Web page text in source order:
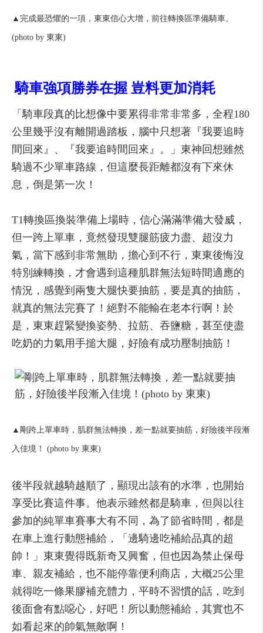
▲完成最恐懼的一項，東東信心大增，前往轉換區準備騎車。
(photo by 東東)
騎車強項勝券在握 豈料更加消耗
「騎車段真的比想像中要累得非常非常多，全程180
公里幾乎沒有離開過踏板，腦中只想著『我要追時
間回來』、『我要追時間回來』。」東神回想雖然
騎過不少單車路線，但這麼長距離都沒有下來休
息，倒是第一次！
T1轉換區換裝準備上場時，信心滿滿準備大發威，
但一跨上單車，竟然發現雙腿筋疲力盡、超沒力
氣，當下感到非常無助，擔心到不行，東東後悔沒
特別練轉換，才會遇到這種肌群無法短時間適應的
情況，感覺到兩隻大腿快要抽筋，要是真的抽筋，
就真的無法完賽了！絕對不能輸在老本行啊！於
是，東東趕緊變換姿勢、拉筋、吞鹽糖，甚至使盡
吃奶的力氣用手搥大腿，好險有成功壓制抽筋！
▲剛跨上單車時，肌群無法轉換，差一點就要抽筋，好險後半段漸
入佳境！ (photo by 東東)
後半段就越騎越順了，顯現出該有的水準，也開始
享受比賽這件事。他表示雖然都是騎車，但與以往
參加的純單車賽事大有不同，為了節省時間，都是
在車上進行動態補給，「邊騎邊吃補給品真的超
帥！」東東覺得既新奇又興奮，但也因為禁止保母
車、親友補給，也不能停靠便利商店，大概25公里
就得吃一條果膠補充體力，平時不習慣的話，吃到
後面會有點噁心，好吧！所以動態補給，其實也不
如看起來的帥氣無敵啊！